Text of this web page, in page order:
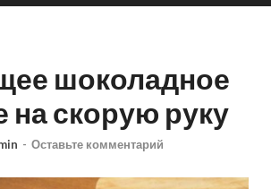
шоколадное
на скорую руку
- Оставьте комментарий